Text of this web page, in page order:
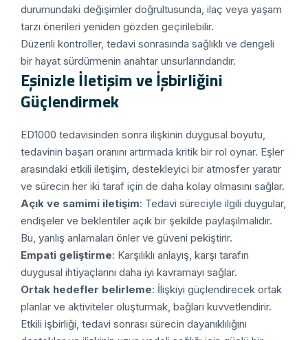
durumundaki değişimler doğrultusunda, ilaç veya yaşam
tarzı önerileri yeniden gözden geçirilebilir.
Düzenli kontroller, tedavi sonrasında sağlıklı ve dengeli
bir hayat sürdürmenin anahtar unsurlarındandır.
Eşinizle İletişim ve İşbirliğini
Güçlendirmek
ED1000 tedavisinden sonra ilişkinin duygusal boyutu,
tedavinin başarı oranını artırmada kritik bir rol oynar. Eşler
arasındaki etkili iletişim, destekleyici bir atmosfer yaratır
ve sürecin her iki taraf için de daha kolay olmasını sağlar.
Açık ve samimi iletişim: Tedavi süreciyle ilgili duygular,
endişeler ve beklentiler açık bir şekilde paylaşılmalıdır.
Bu, yanlış anlamaları önler ve güveni pekiştirir.
Empati geliştirme: Karşılıklı anlayış, karşı tarafın
duygusal ihtiyaçlarını daha iyi kavramayı sağlar.
Ortak hedefler belirleme: İlişkiyi güçlendirecek ortak
planlar ve aktiviteler oluşturmak, bağları kuvvetlendirir.
Etkili işbirliği, tedavi sonrası sürecin dayanıklılığını